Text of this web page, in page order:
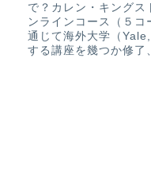
で？カレン・キングス
ンラインコース（５
通じて海外大学（
する講座を幾つか修